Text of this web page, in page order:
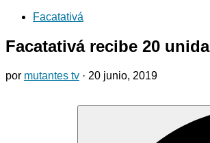
Facatativá
Facatativá recibe 20
por mutantes tv · 20 junio, 2019